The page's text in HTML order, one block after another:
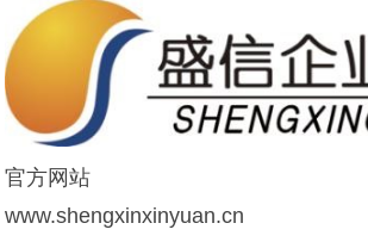
官方网站
www.shengxinxinyuan.cn